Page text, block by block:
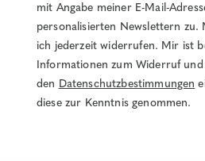
mit Angabe meiner E-Mail-
personalisierten Newslettern zu.
ich jederzeit widerrufen. Mir ist
Informationen zum Widerruf
den Datenschutzbestimmungen
diese zur Kenntnis genommen.